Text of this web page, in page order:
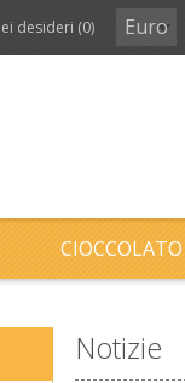
desideri (0) Euro
CIOCCOLATO
Notizie